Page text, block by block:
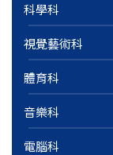
科學科
視覺藝術科
體育科
音樂科
電腦科